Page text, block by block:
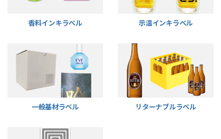
香料インキラベル 示温インキラベル
一般基材ラベル リターナブルラベル